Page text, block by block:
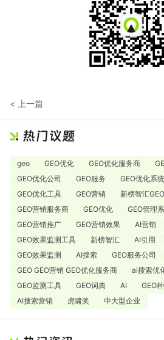
< 上一篇
geo GEO优化 GEO优化服务商
GEO优化公司
GEO服务 GEO优化系统
GEO优化工具
GEO营销 新榜智汇
GEO营销服务商
GEO优化 GEO管理
GEO营销推广
GEO营销效果 AI营销
GEO效果监测工具
新榜智汇 AI引用
GEO效果监测
AI搜索 GEO服务公司
GEO GEO营销 GEO优化服务商
ai搜索优
GEO监测工具
GEO词典 AI GEO
AI搜索营销
虎啸奖 中大型企业